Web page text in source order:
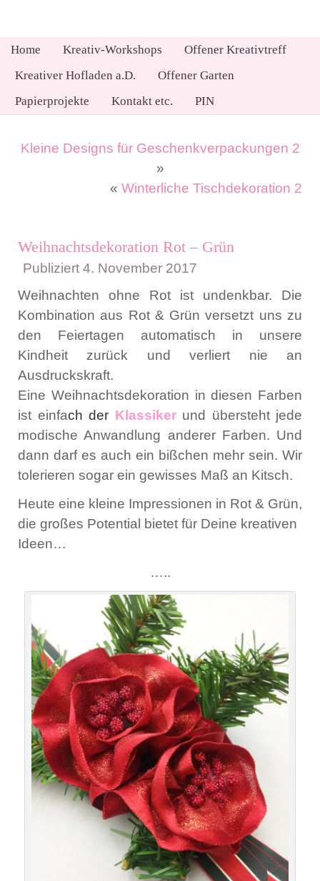
Home Kreativ-Workshops
Offener Kreativtreff
Kreativer Hofladen a.D.
Offener Garten
Papierprojekte
Kontakt etc. PIN
Kleine Designs für Geschenkverpackungen 2
»
« Winterliche Tischdekoration 2
Weihnachtsdekoration Rot – Grün
Publiziert 4. November 2017
Weihnachten ohne Rot ist undenkbar. Die
Kombination aus Rot & Grün versetzt uns zu
den Feiertagen automatisch in unsere
Kindheit zurück und verliert nie an
Ausdruckskraft.
Eine Weihnachtsdekoration in diesen Farben
ist einfach der Klassikerund übersteht jede
modische Anwandlung anderer Farben. Und
dann darf es auch ein bißchen mehr sein. Wir
tolerieren sogar ein gewisses Maß an Kitsch.
Heute eine kleine Impressionen in Rot & Grün,
die großes Potential bietet für Deine kreativen
Ideen…
…..